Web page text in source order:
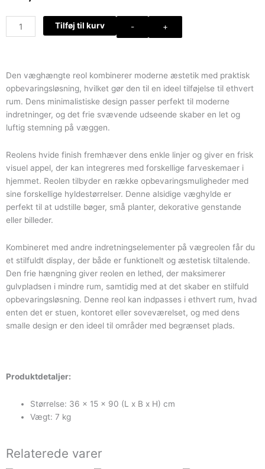
-
Aflang
hvid
flere
hylder
antal
+
Tilføj til kurv
Den væghængte reol kombinerer moderne æstetik med praktisk
opbevaringsløsning, hvilket gør den til en ideel tilføjelse til ethvert
rum. Dens minimalistiske design passer perfekt til moderne
indretninger, og det frie svævende udseende skaber en let og
luftig stemning på væggen.
Reolens hvide finish fremhæver dens enkle linjer og giver en frisk
visuel appel, der kan integreres med forskellige farveskemaer i
hjemmet. Reolen tilbyder en række opbevaringsmuligheder med
sine forskellige hyldestørrelser. Denne alsidige væghylde er
perfekt til at udstille bøger, små planter, dekorative genstande
eller billeder.
Kombineret med andre indretningselementer på vægreolen får du
et stilfuldt display, der både er funktionelt og æstetisk tiltalende.
Den frie hængning giver reolen en lethed, der maksimerer
gulvpladsen i mindre rum, samtidig med at det skaber en stilfuld
opbevaringsløsning. Denne reol kan indpasses i ethvert rum, hvad
enten det er stuen, kontoret eller soveværelset, og med dens
smalle design er den ideel til områder med begrænset plads.
Produktdetaljer:
Størrelse: 36 x 15 x 90 (L x B x H) cm
Vægt: 7 kg
Relaterede varer